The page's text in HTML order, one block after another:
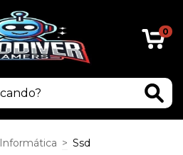
0
Informática > Ssd